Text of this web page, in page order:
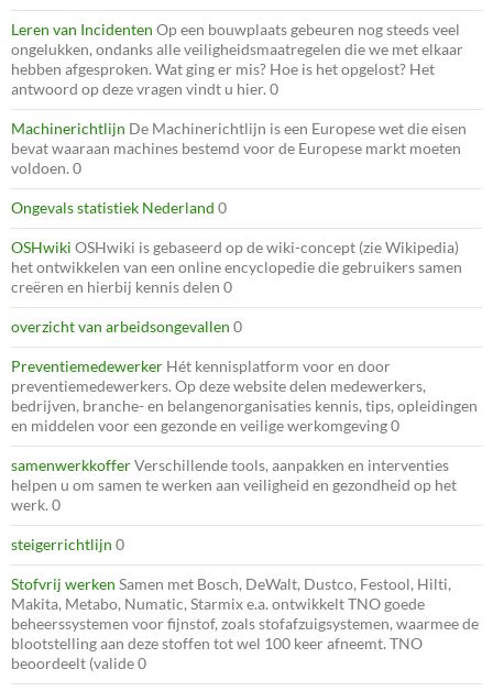
Leren van Incidenten Op een bouwplaats gebeuren nog steeds veel
ongelukken, ondanks alle veiligheidsmaatregelen die we met elkaar
hebben afgesproken. Wat ging er mis? Hoe is het opgelost? Het
antwoord op deze vragen vindt u hier. 0
Machinerichtlijn De Machinerichtlijn is een Europese wet die eisen
bevat waaraan machines bestemd voor de Europese markt moeten
voldoen. 0
Ongevals statistiek Nederland 0
OSHwiki OSHwiki is gebaseerd op de wiki-concept (zie Wikipedia)
het ontwikkelen van een online encyclopedie die gebruikers samen
creëren en hierbij kennis delen 0
overzicht van arbeidsongevallen 0
Preventiemedewerker Hét kennisplatform voor en door
preventiemedewerkers. Op deze website delen medewerkers,
bedrijven, branche- en belangenorganisaties kennis, tips, opleidingen
en middelen voor een gezonde en veilige werkomgeving 0
samenwerkkofferVerschillende tools, aanpakken en interventies
helpen u om samen te werken aan veiligheid en gezondheid op het
werk. 0
steigerrichtlijn 0
Stofvrij werken Samen met Bosch, DeWalt, Dustco, Festool, Hilti,
Makita, Metabo, Numatic, Starmix e.a. ontwikkelt TNO goede
beheerssystemen voor fijnstof, zoals stofafzuigsystemen, waarmee de
blootstelling aan deze stoffen tot wel 100 keer afneemt. TNO
beoordeelt (valide 0